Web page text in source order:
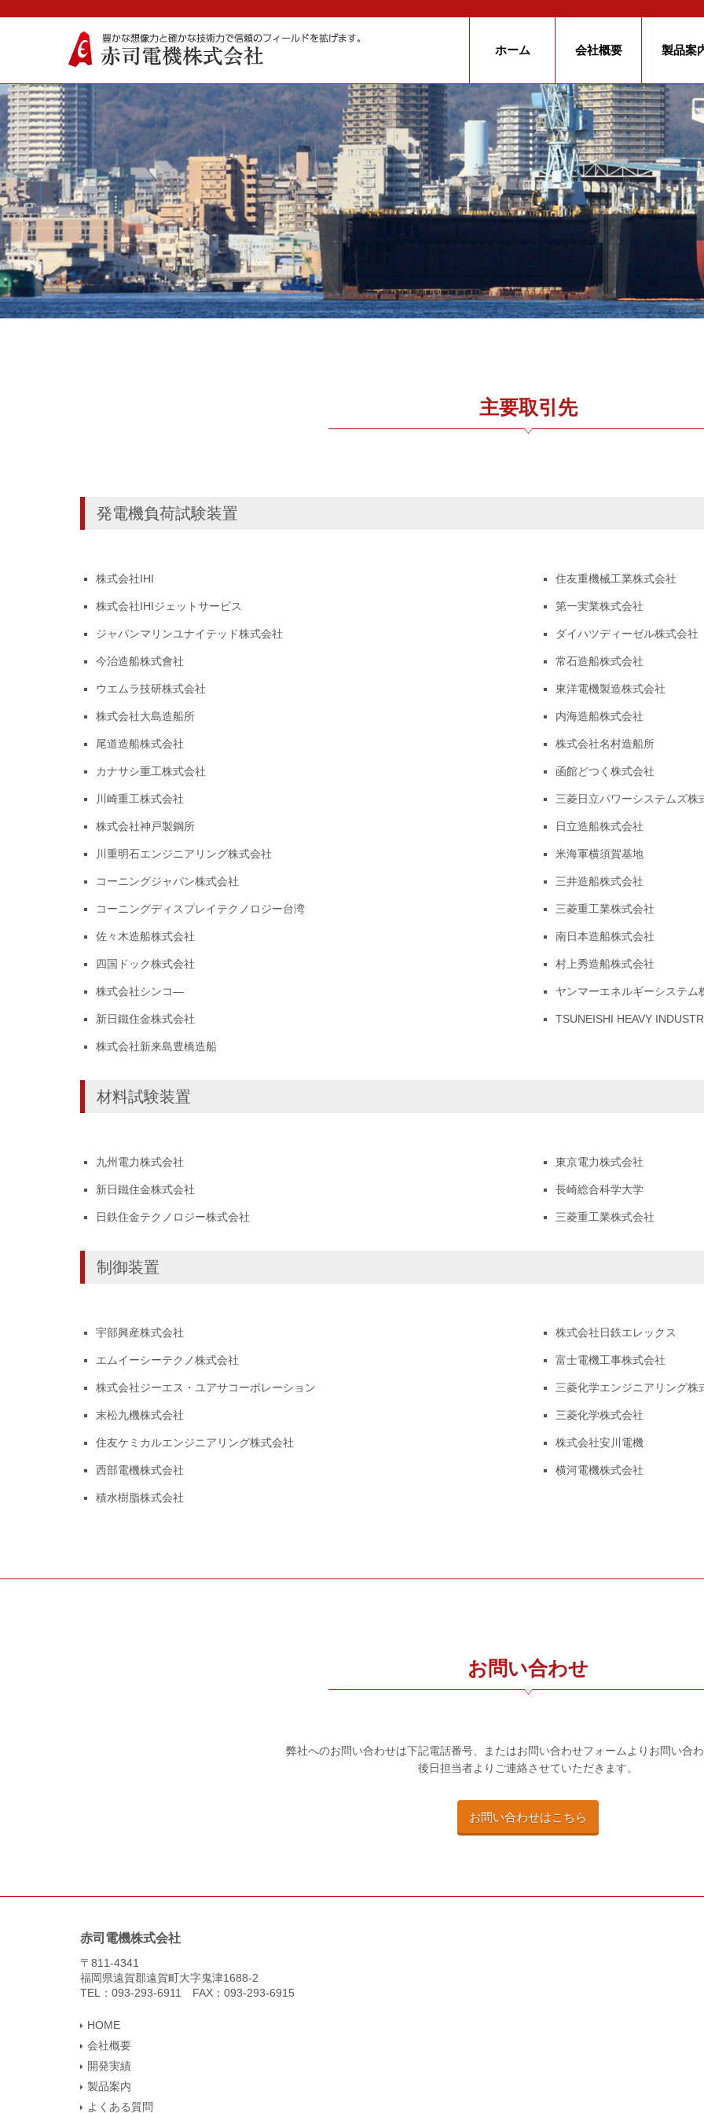
ホーム 会社概要 製品案
主要取引先
発電機負荷試験装置
株式会社IHI
株式会社IHIジェットサービス
ジャパンマリンユナイテッド株式会社
今治造船株式會社
ウエムラ技研株式会社
株式会社大島造船所
尾道造船株式会社
カナサシ重工株式会社
川崎重工株式会社
株式会社神戸製鋼所
川重明石エンジニアリング株式会社
コーニングジャパン株式会社
コーニングディスプレイテクノロジー台湾
佐々木造船株式会社
四国ドック株式会社
株式会社シンコ―
新日鐵住金株式会社
株式会社新来島豊橋造船
住友重機械工業株式会社
第一実業株式会社
ダイハツディーゼル株式会社
常石造船株式会社
東洋電機製造株式会社
内海造船株式会社
株式会社名村造船所
函館どつく株式会社
三菱日立パワーシステムズ株
日立造船株式会社
米海軍横須賀基地
三井造船株式会社
三菱重工業株式会社
南日本造船株式会社
村上秀造船株式会社
ヤンマーエネルギーシステム
TSUNEISHI HEAVY
材料試験装置
九州電力株式会社
新日鐵住金株式会社
日鉄住金テクノロジー株式会社
東京電力株式会社
長崎総合科学大学
三菱重工業株式会社
制御装置
宇部興産株式会社
エムイーシーテクノ株式会社
株式会社ジーエス・ユアサコーポレーション
末松九機株式会社
住友ケミカルエンジニアリング株式会社
西部電機株式会社
積水樹脂株式会社
株式会社日鉄エレックス
富士電機工事株式会社
三菱化学エンジニアリング株
三菱化学株式会社
株式会社安川電機
横河電機株式会社
お問い合わせ
弊社へのお問い合わせは下記電話番号、またはお問い合わせフォームよりお問い合
後日担当者よりご連絡させていただきます。
お問い合わせはこちら
赤司電機株式会社
〒811-4341
福岡県遠賀郡遠賀町大字鬼津1688-2
TEL：093-293-6911 FAX：093-293-6915
HOME
会社概要
開発実績
製品案内
よくある質問